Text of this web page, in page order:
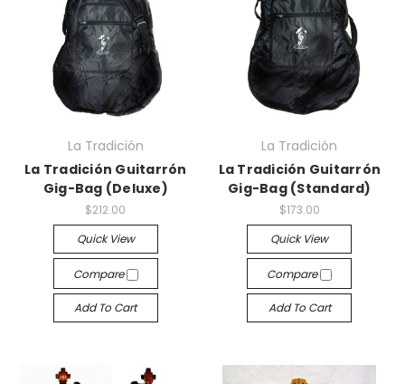
La Tradición
La Tradición Guitarrón
Gig-Bag (Deluxe)
$212.00
Quick View
Compare
Add To Cart
La Tradición
La Tradición Guitarrón
Gig-Bag (Standard)
$173.00
Quick View
Compare
Add To Cart